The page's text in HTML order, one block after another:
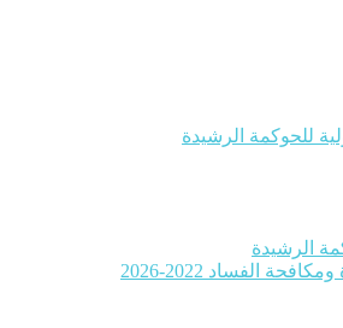
للحوكمة الرشيدة
الفساد 2022-2026